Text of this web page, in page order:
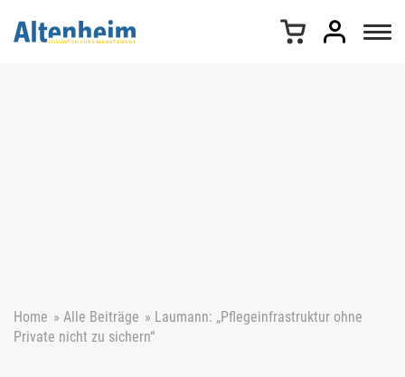
Home » Alle Beiträge » Laumann: „Pflegeinfrastruktur ohne
Private nicht zu sichern“